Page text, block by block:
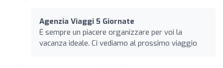
Agenzia Viaggi 5 Giornate
È sempre un piacere organizzare per voi la
vacanza ideale. Ci vediamo al prossimo viaggio